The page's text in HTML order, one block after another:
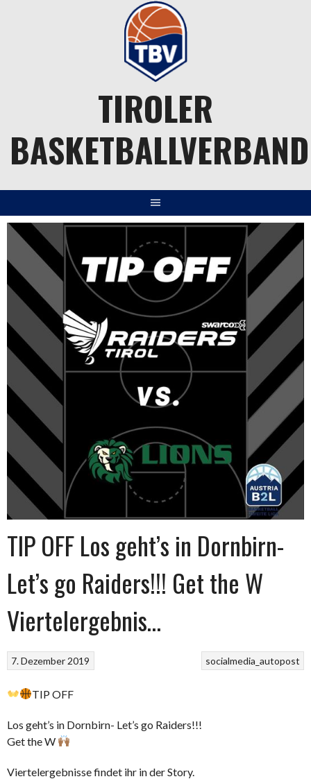
TIROLER
BASKETBALLVERBAND
TIP OFF Los geht’s in Dornbirn-
Let’s go Raiders!!! Get the W
Viertelergebnis…
socialmedia_autopost
7. Dezember 2019
TIP OFF
Los geht’s in Dornbirn- Let’s go Raiders!!!
Get the W
Viertelergebnisse findet ihr in der Story.